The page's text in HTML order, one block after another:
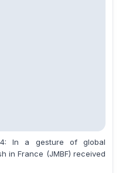
In a gesture of global
in France (JMBF) received